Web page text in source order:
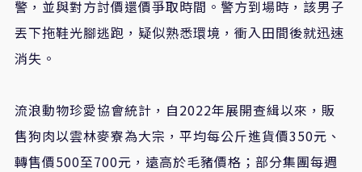
警，並與對方討價還價爭取時間。警方到場時，該男子
丟下拖鞋光腳逃跑，疑似熟悉環境，衝入田間後就迅速
消失。
流浪動物珍愛協會統計，自2022年展開查緝以來，販
售狗肉以雲林麥寮為大宗，平均每公斤進貨價350元、
轉售價500至700元，遠高於毛豬價格；部分集團每週